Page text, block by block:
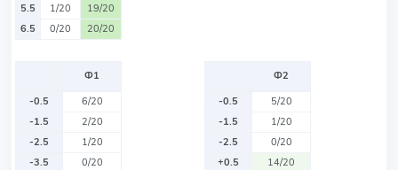
5.5
1/20
19/20
6.5
0/20 20/20
Ф1
-0.5
6/20
-1.5
2/20
-2.5
1/20
-3.5
0/20
Ф2
-0.5
5/20
-1.5
1/20
-2.5
0/20
+0.5
14/20